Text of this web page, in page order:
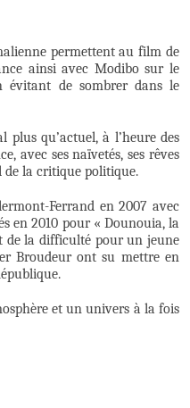
permettent au film de
ainsi avec Modibo sur le
évitant de sombrer dans le
qu’actuel, à l’heure des
avec ses naïvetés, ses rêves
de la critique politique.
Ferrand en 2007 avec
en 2010 pour « Dounouia, la
de la difficulté pour un jeune
Broudeur ont su mettre en
et un univers à la fois